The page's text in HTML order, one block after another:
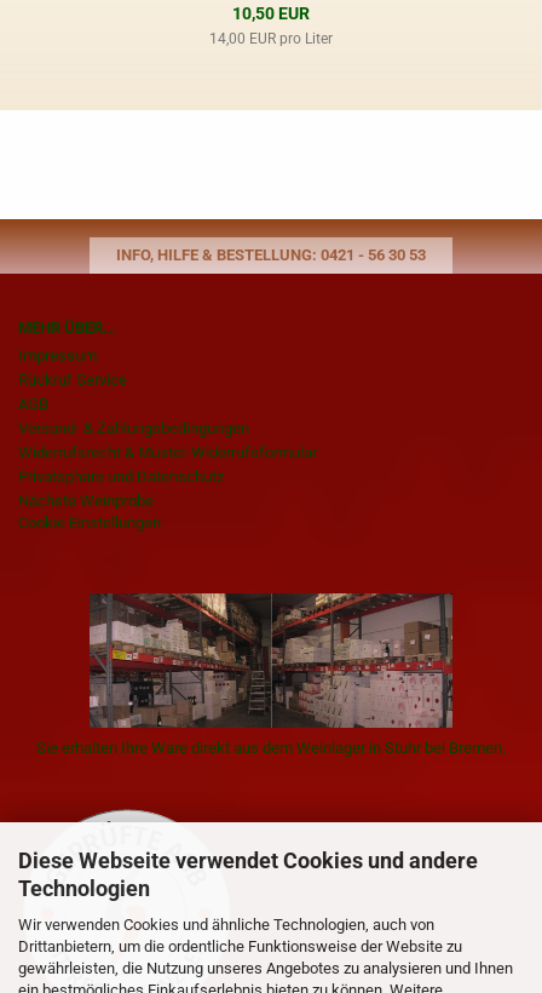
Diese Webseite verwendet Cookies und andere
Technologien
Wir verwenden Cookies und ähnliche Technologien, auch von
Drittanbietern, um die ordentliche Funktionsweise der Website zu
gewährleisten, die Nutzung unseres Angebotes zu analysieren und Ihnen
10,50 EUR
14,00 EUR pro Liter
INFO, HILFE & BESTELLUNG: 0421 - 56 30 53
MEHR ÜBER...
Impressum
Rückruf Service
AGB
Versand- & Zahlungsbedingungen
Widerrufsrecht & Muster-Widerrufsformular
Privatsphäre und Datenschutz
Nächste Weinprobe
Cookie Einstellungen
Sie erhalten Ihre Ware direkt aus dem Weinlager in Stuhr bei Bremen.